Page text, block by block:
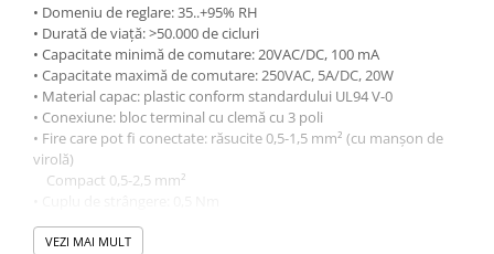
• Domeniu de reglare: 35..+95% RH
• Durată de viață: >50.000 de cicluri
• Capacitate minimă de comutare: 20VAC/DC, 100 mA
• Capacitate maximă de comutare: 250VAC, 5A/DC, 20W
• Material capac: plastic conform standardului UL94 V-0
• Conexiune: bloc terminal cu clemă cu 3 poli
• Fire care pot fi conectate: răsucite 0,5-1,5 mm² (cu manșon de
virolă)
Compact 0,5-2,5 mm²
• Fixare: Clapeta de fixare pentru montare pe o șină DIN de 35
mm, EN 60715
VEZI MAI MULT